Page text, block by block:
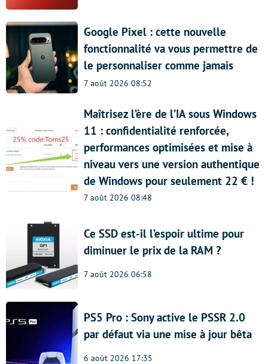
Google Pixel : cette nouvelle
fonctionnalité va vous permettre de
le personnaliser comme jamais
7 août 2026 08:52
Maîtrisez l’ère de l’IA sous Windows
11 : confidentialité renforcée,
performances optimisées et mise à
niveau vers une version authentique
de Windows pour seulement 22 € !
7 août 2026 08:48
Ce SSD est-il l’espoir ultime pour
diminuer le prix de la RAM ?
7 août 2026 06:58
PS5 Pro : Sony active le PSSR 2.0
par défaut via une mise à jour bêta
6 août 2026 17:35